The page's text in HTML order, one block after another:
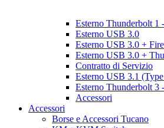
Esterno Thunderbolt 1
Esterno USB 3.0
Esterno USB 3.0 +
Esterno USB 3.0 +
Contratto di Servizio
Esterno USB 3.1
Esterno Thunderbolt 3
Accessori
Accessori
Borse e Accessori Tucano